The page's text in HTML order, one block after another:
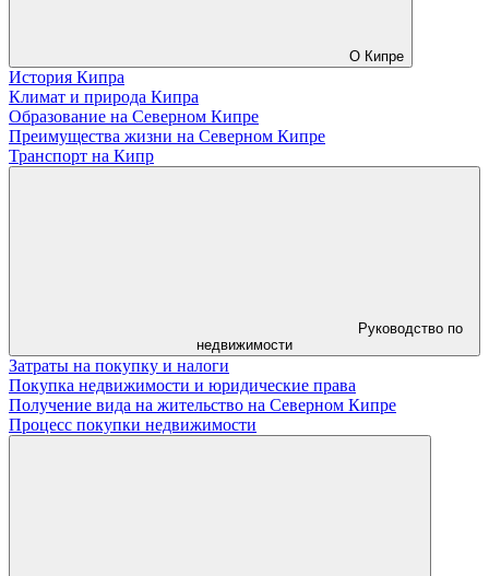
О Кипре
История Кипра
Климат и природа Кипра
Образование на Северном Кипре
Преимущества жизни на Северном Кипре
Транспорт на Кипр
Руководство по
недвижимости
Затраты на покупку и налоги
Покупка недвижимости и юридические права
Получение вида на жительство на Северном Кипре
Процесс покупки недвижимости